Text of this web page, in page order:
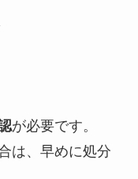
が必要です。
は、早めに処分